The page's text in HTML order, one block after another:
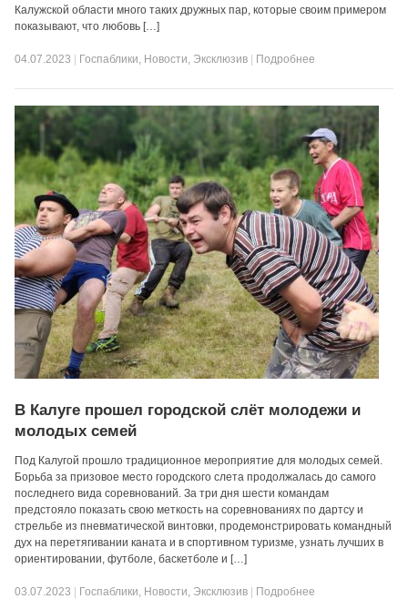
Калужской области много таких дружных пар, которые своим примером
показывают, что любовь […]
04.07.2023 Госпаблики, Новости, Эксклюзив Подробнее
В Калуге прошел городской слёт молодежи и
молодых семей
Под Калугой прошло традиционное мероприятие для молодых семей.
Борьба за призовое место городского слета продолжалась до самого
последнего вида соревнований. За три дня шести командам
предстояло показать свою меткость на соревнованиях по дартсу и
стрельбе из пневматической винтовки, продемонстрировать командный
дух на перетягивании каната и в спортивном туризме, узнать лучших в
ориентировании, футболе, баскетболе и […]
03.07.2023 Госпаблики, Новости, Эксклюзив Подробнее